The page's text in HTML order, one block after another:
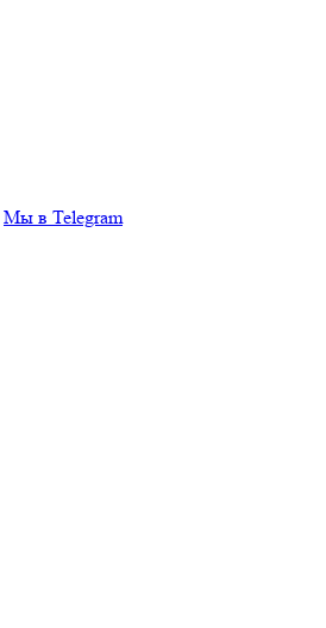
Мы в Telegram